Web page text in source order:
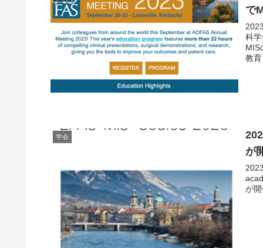
で
科
MIS
教
学会
が
が